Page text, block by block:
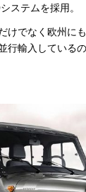
ステムを採用。
けでなく欧州に
行輸入している